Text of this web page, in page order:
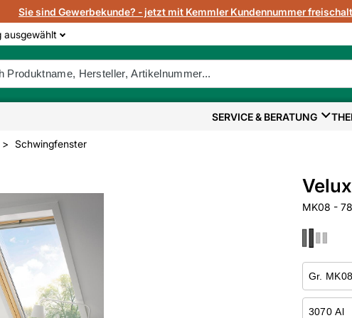
Sie sind Gewerbekunde? - jetzt mit Kemmler Kundennummer
ausgewählt
SERVICE & BERATUNG
Schwingfenster
MK08 -